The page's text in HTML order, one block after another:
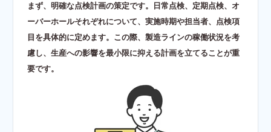
まず、明確な点検計画の策定です。日常点検、定期点検、オ
ーバーホールそれぞれについて、実施時期や担当者、点検項
目を具体的に定めます。この際、製造ラインの稼働状況を考
慮し、生産への影響を最小限に抑える計画を立てることが重
要です。